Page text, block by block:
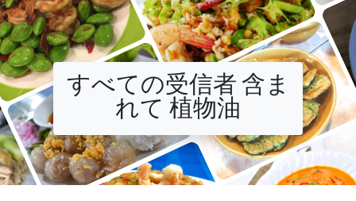
すべての受信者 含ま
れて 植物油